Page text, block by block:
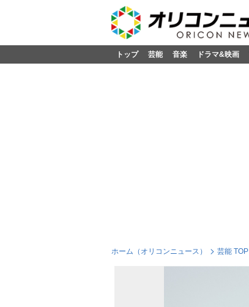
トップ 芸能 音楽 ドラマ&映画
ホーム（オリコンニュース） 芸能 TOP